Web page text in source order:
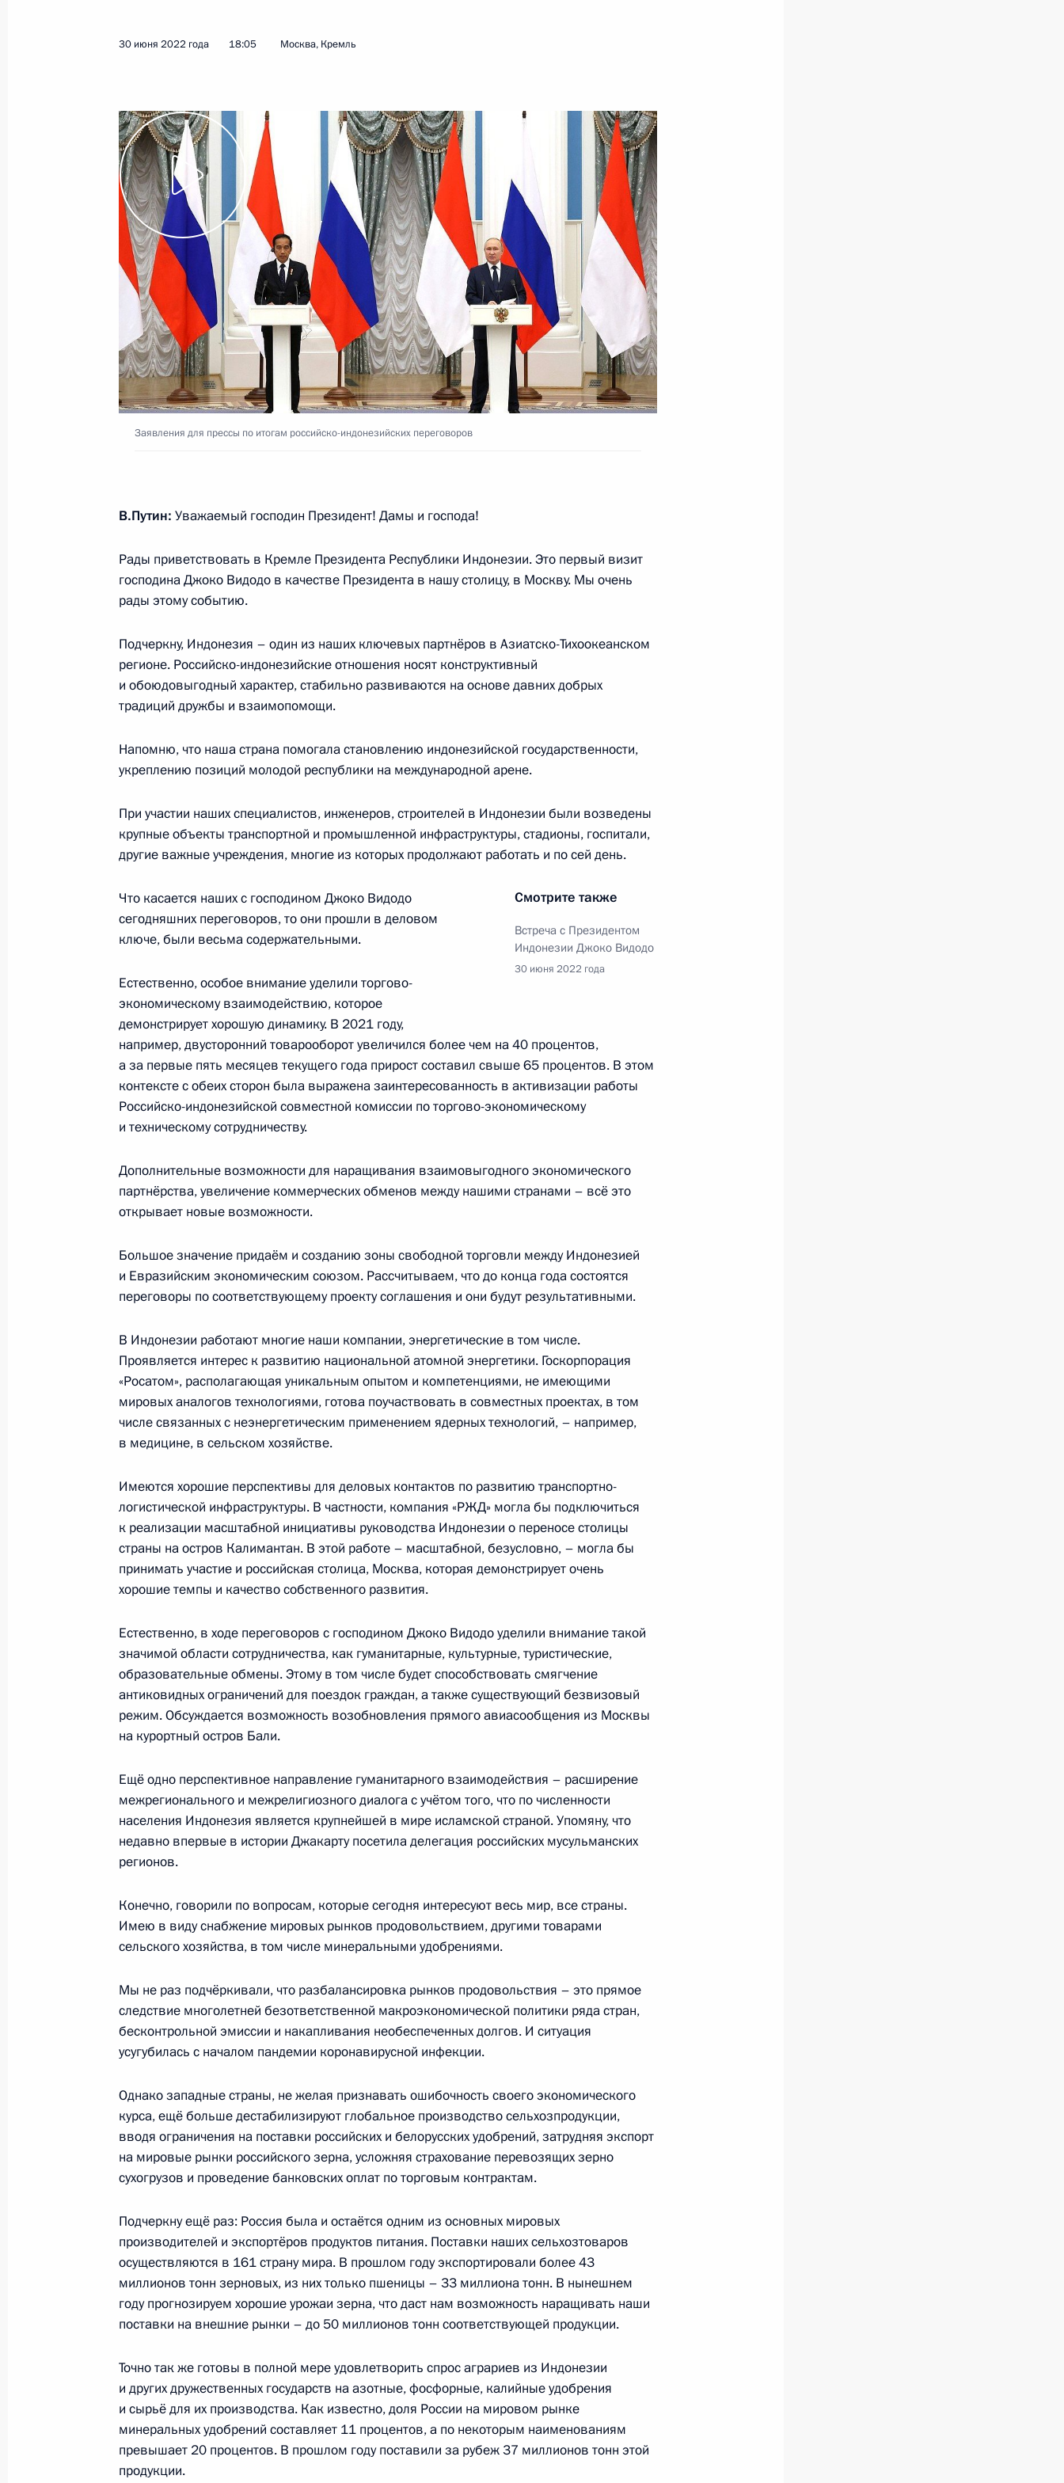
Республики Индонезии Прабово Субианто
12 апреля 2026 года, 15:00
Российско-индонезийские переговоры
10 декабря 2025 года, 13:45
Пленарное заседание Петербургского международного
экономического форума
20 июня 2025 года, 19:50
Заявления для СМИ по итогам российско-индонезийских
Российско-индонезийские переговоры
19 июня 2025 года, 17:10
18–20 июня Президент совершит поездку в СЗФО, в рамках
которой примет участие в мероприятиях Петербургского
международного экономического форума
31 июля 2024 года, 16:05
Подписан закон о ратификации Договора между Россией
и Индонезией о выдаче
Телефонный разговор с Президентом Индонезии Джоко Видодо
2 ноября 2022 года, 15:30
Телефонный разговор с Президентом Индонезии Джоко Видодо
Заявления для прессы по итогам российско-индонезийских
30 июня 2022 года, 18:05
Встреча с Президентом Индонезии Джоко Видодо
30 июня 2022 года, 17:50
30 июня Владимир Путин проведёт переговоры с Президентом
27 июня 2022 года, 17:20
Телефонный разговор с Президентом Индонезии Джоко Видодо
28 апреля 2022 года, 18:10
Подписан закон о ратификации российско-индонезийского
договора о взаимной правовой помощи по уголовным делам
9 ноября 2020 года, 14:20
Телефонный разговор с Президентом Индонезии Джоко Видодо
13 апреля 2020 года, 15:50
Президента Индонезии
22 мая 2019 года, 12:35
Встреча с Президентом Индонезии Джоко Видодо
14 ноября 2018 года, 11:20
Соболезнования Президенту Индонезии Джоко Видодо
29 октября 2018 года, 11:30
29 сентября 2018 года, 13:10
Соболезнования Президенту Индонезии Джоко Видодо
7 декабря 2016 года, 12:45
Заявления для прессы по итогам российско-индонезийских
переговоров
18 мая 2016 года, 20:30
30 июня 2022 года 18:05 Москва, Кремль
Заявления для прессы по итогам российско-индонезийских переговоров
В.Путин: Уважаемый господин Президент! Дамы и господа!
Рады приветствовать в Кремле Президента Республики Индонезии. Это первый визит
господина Джоко Видодо в качестве Президента в нашу столицу, в Москву. Мы очень
рады этому событию.
Подчеркну, Индонезия – один из наших ключевых партнёров в Азиатско-Тихоокеанском
регионе. Российско-индонезийские отношения носят конструктивный
и обоюдовыгодный характер, стабильно развиваются на основе давних добрых
традиций дружбы и взаимопомощи.
Напомню, что наша страна помогала становлению индонезийской государственности,
укреплению позиций молодой республики на международной арене.
При участии наших специалистов, инженеров, строителей в Индонезии были возведены
крупные объекты транспортной и промышленной инфраструктуры, стадионы, госпитали,
другие важные учреждения, многие из которых продолжают работать и по сей день.
Смотрите также
Встреча с Президентом
Индонезии Джоко Видодо
30 июня 2022 года
Что касается наших с господином Джоко Видодо
сегодняшних переговоров, то они прошли в деловом
ключе, были весьма содержательными.
Естественно, особое внимание уделили торгово-
экономическому взаимодействию, которое
демонстрирует хорошую динамику. В 2021 году,
например, двусторонний товарооборот увеличился более чем на 40 процентов,
а за первые пять месяцев текущего года прирост составил свыше 65 процентов. В этом
контексте с обеих сторон была выражена заинтересованность в активизации работы
Российско-индонезийской совместной комиссии по торгово-экономическому
и техническому сотрудничеству.
Дополнительные возможности для наращивания взаимовыгодного экономического
партнёрства, увеличение коммерческих обменов между нашими странами – всё это
открывает новые возможности.
Большое значение придаём и созданию зоны свободной торговли между Индонезией
и Евразийским экономическим союзом. Рассчитываем, что до конца года состоятся
переговоры по соответствующему проекту соглашения и они будут результативными.
В Индонезии работают многие наши компании, энергетические в том числе.
Проявляется интерес к развитию национальной атомной энергетики. Госкорпорация
«Росатом», располагающая уникальным опытом и компетенциями, не имеющими
мировых аналогов технологиями, готова поучаствовать в совместных проектах, в том
числе связанных с неэнергетическим применением ядерных технологий, – например,
в медицине, в сельском хозяйстве.
Имеются хорошие перспективы для деловых контактов по развитию транспортно-
логистической инфраструктуры. В частности, компания «РЖД» могла бы подключиться
к реализации масштабной инициативы руководства Индонезии о переносе столицы
страны на остров Калимантан. В этой работе – масштабной, безусловно, – могла бы
принимать участие и российская столица, Москва, которая демонстрирует очень
хорошие темпы и качество собственного развития.
Естественно, в ходе переговоров с господином Джоко Видодо уделили внимание такой
значимой области сотрудничества, как гуманитарные, культурные, туристические,
образовательные обмены. Этому в том числе будет способствовать смягчение
антиковидных ограничений для поездок граждан, а также существующий безвизовый
режим. Обсуждается возможность возобновления прямого авиасообщения из Москвы
на курортный остров Бали.
Ещё одно перспективное направление гуманитарного взаимодействия – расширение
межрегионального и межрелигиозного диалога с учётом того, что по численности
населения Индонезия является крупнейшей в мире исламской страной. Упомяну, что
недавно впервые в истории Джакарту посетила делегация российских мусульманских
регионов.
Конечно, говорили по вопросам, которые сегодня интересуют весь мир, все страны.
Имею в виду снабжение мировых рынков продовольствием, другими товарами
сельского хозяйства, в том числе минеральными удобрениями.
Мы не раз подчёркивали, что разбалансировка рынков продовольствия – это прямое
следствие многолетней безответственной макроэкономической политики ряда стран,
бесконтрольной эмиссии и накапливания необеспеченных долгов. И ситуация
усугубилась с началом пандемии коронавирусной инфекции.
Однако западные страны, не желая признавать ошибочность своего экономического
курса, ещё больше дестабилизируют глобальное производство сельхозпродукции,
вводя ограничения на поставки российских и белорусских удобрений, затрудняя экспорт
на мировые рынки российского зерна, усложняя страхование перевозящих зерно
сухогрузов и проведение банковских оплат по торговым контрактам.
Подчеркну ещё раз: Россия была и остаётся одним из основных мировых
производителей и экспортёров продуктов питания. Поставки наших сельхозтоваров
осуществляются в 161 страну мира. В прошлом году экспортировали более 43
миллионов тонн зерновых, из них только пшеницы – 33 миллиона тонн. В нынешнем
году прогнозируем хорошие урожаи зерна, что даст нам возможность наращивать наши
поставки на внешние рынки – до 50 миллионов тонн соответствующей продукции.
Точно так же готовы в полной мере удовлетворить спрос аграриев из Индонезии
и других дружественных государств на азотные, фосфорные, калийные удобрения
и сырьё для их производства. Как известно, доля России на мировом рынке
минеральных удобрений составляет 11 процентов, а по некоторым наименованиям
превышает 20 процентов. В прошлом году поставили за рубеж 37 миллионов тонн этой
продукции.